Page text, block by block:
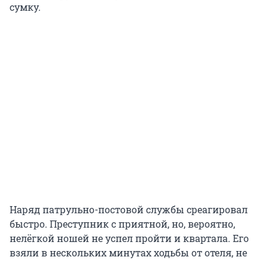
сумку.
Наряд патрульно-постовой службы среагировал
быстро. Преступник с приятной, но, вероятно,
нелёгкой ношей не успел пройти и квартала. Его
взяли в нескольких минутах ходьбы от отеля, не